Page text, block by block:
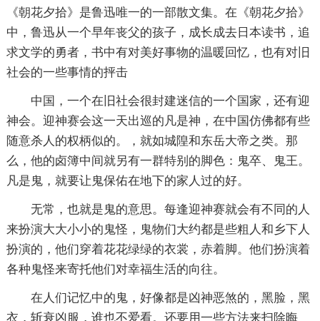
《朝花夕拾》是鲁迅唯一的一部散文集。在《朝花夕拾》
中，鲁迅从一个早年丧父的孩子，成长成去日本读书，追
求文学的勇者，书中有对美好事物的温暖回忆，也有对旧
社会的一些事情的抨击
中国，一个在旧社会很封建迷信的一个国家，还有迎
神会。迎神赛会这一天出巡的凡是神，在中国仿佛都有些
随意杀人的权柄似的。，就如城隍和东岳大帝之类。那
么，他的卤簿中间就另有一群特别的脚色：鬼卒、鬼王。
凡是鬼，就要让鬼保佑在地下的家人过的好。
无常，也就是鬼的意思。每逢迎神赛就会有不同的人
来扮演大大小小的鬼怪，鬼物们大约都是些粗人和乡下人
扮演的，他们穿着花花绿绿的衣裳，赤着脚。他们扮演着
各种鬼怪来寄托他们对幸福生活的向往。
在人们记忆中的鬼，好像都是凶神恶煞的，黑脸，黑
衣，斩衰凶服，谁也不爱看。还要用一些方法来扫除晦